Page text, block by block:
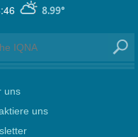
8.99°
uns
uns